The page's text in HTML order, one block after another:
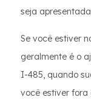
seja
Se você estiver
geralmente é o
I-485, quando
você estiver fora